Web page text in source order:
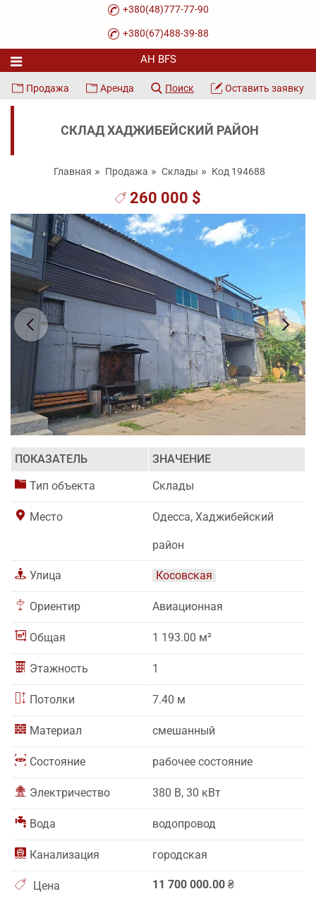
+380(48)777-77-90
+380(67)488-39-88
Продажа Аренда Поиск Оставить заявку
СКЛАД ХАДЖИБЕЙСКИЙ РАЙОН
Главная Продажа Склады Код 194688
260 000 $
ПОКАЗАТЕЛЬ
ЗНАЧЕНИЕ
Тип объекта
Склады
Место Одесса, Хаджибейский
район
Улица Косовская
Ориентир Авиационная
Общая 1 193.00 м²
Этажность 1
Потолки 7.40 м
Материал смешанный
Состояние рабочее состояние
Электричество 380 В, 30 кВт
Вода водопровод
Канализация городская
Цена 11 700 000.00 ₴